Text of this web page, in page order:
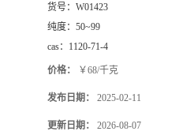
货号： W01423
纯度： 50~99
cas： 1120-71-4
价格： ￥68/千克
发布日期： 2025-02-11
更新日期： 2026-08-07